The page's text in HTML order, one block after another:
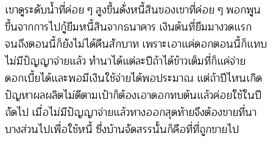
เขาดูระดับน้ำที่ค่อย ๆ สูงขึ้นดั่งหนี้สินของเขาที่ค่อย ๆ พอกพูน
ขึ้นจากการไปกู้ยืมหนี้สินจากธนาคาร เงินต้นที่ยืมมางวดแรก
จนถึงตอนนี้ก็ยังไม่ได้คืนสักบาท เพราะเอาแค่ดอกตอนนี้ก็แทบ
ไม่มีปัญญาจ่ายแล้ว ทำนาได้แต่ละปีถ้าได้ข้าวเต็มที่ก็แค่จ่าย
ดอกเบี้ยได้และพอมีเงินใช้จ่ายได้พอประมาณ แต่ถ้าปีไหนเกิด
ปัญหาผลผลิตไม่ดีตามเป้าก็ต้องเอาดอกทบต้นแล้วค่อยใช้ในปี
ถัดไป เมื่อไม่มีปัญญาจ่ายแล้วทางออกสุดท้ายจึงต้องขายที่นา
บางส่วนไปเพื่อใช้หนี้ ซึ่งบ้านจัดสรรนั้นก็คือที่ที่ถูกขายไป